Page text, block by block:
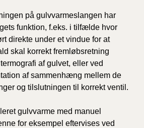
på gulvvarmeslangen har
funktion, f.eks. i tilfælde hvor
direkte under et vindue for at
skal korrekt fremløbsretning
af gulvet, eller ved
af sammenhæng mellem de
og tilslutningen til korrekt ventil.
gulvvarme med manuel
for eksempel eftervises ved